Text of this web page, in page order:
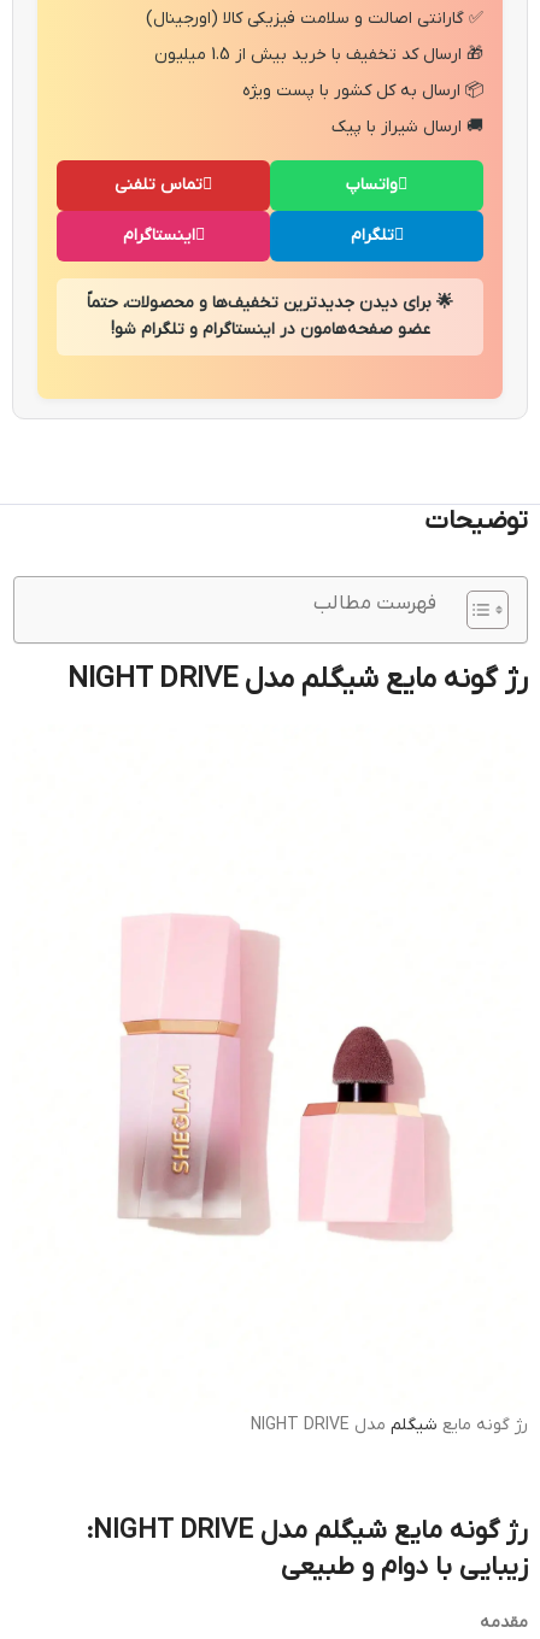
✅ گارانتی اصالت و سلامت فیزیکی کالا (اورجینال)
🎁 ارسال کد تخفیف با خرید بیش از 1.5 میلیون
📦 ارسال به کل کشور با پست ویژه
🚚 ارسال شیراز با پیک
تماس تلفنی واتساپ
اینستاگرام تلگرام
🌟 برای دیدن جدیدترین تخفیف‌ها و محصولات، حتماً
عضو صفحه‌هامون در اینستاگرام و تلگرام شو!
توضیحات
فهرست مطالب
رژ گونه مایع شیگلم مدل NIGHT DRIVE
رژ گونه مایع شیگلم مدل NIGHT DRIVE
رژ گونه مایع شیگلم مدل NIGHT DRIVE:
زیبایی با دوام و طبیعی
مقدمه